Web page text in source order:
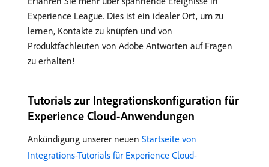
Experience League. Dies ist ein idealer Ort, um zu
lernen, Kontakte zu knüpfen und von
Produktfachleuten von Adobe Antworten auf Fragen
zu erhalten!
Tutorials zur Integrationskonfiguration für
Experience Cloud-Anwendungen
Ankündigung unserer neuen Startseite von
Integrations-Tutorials für Experience Cloud-